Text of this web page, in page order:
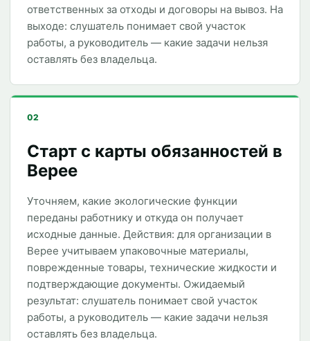
ответственных за отходы и договоры на вывоз. На
выходе: слушатель понимает свой участок
работы, а руководитель — какие задачи нельзя
оставлять без владельца.
02
Старт с карты обязанностей в
Верее
Уточняем, какие экологические функции
переданы работнику и откуда он получает
исходные данные. Действия: для организации в
Верее учитываем упаковочные материалы,
поврежденные товары, технические жидкости и
подтверждающие документы. Ожидаемый
результат: слушатель понимает свой участок
работы, а руководитель — какие задачи нельзя
оставлять без владельца.